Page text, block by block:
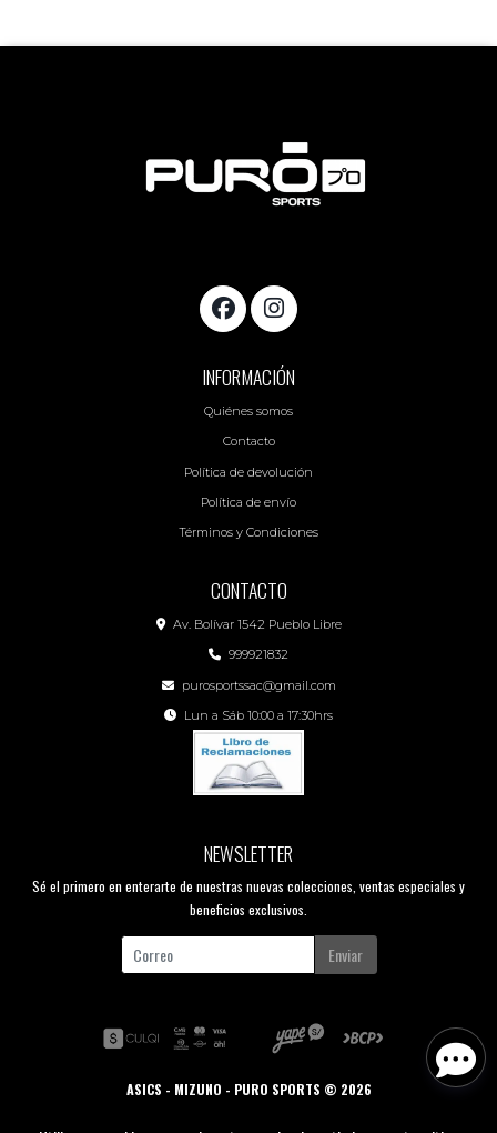
INFORMACIÓN
Quiénes somos
Contacto
Política de devolución
Política de envío
Términos y Condiciones
CONTACTO
Av. Bolívar 1542 Pueblo Libre
999921832
purosportssac@gmail.com
Lun a Sáb 10:00 a 17:30hrs
NEWSLETTER
Sé el primero en enterarte de nuestras nuevas colecciones, ventas especiales y
beneficios exclusivos.
Enviar
ASICS - MIZUNO - PURO SPORTS © 2026